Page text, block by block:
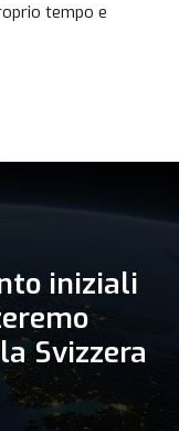
tempo e
iniziali
Svizzera